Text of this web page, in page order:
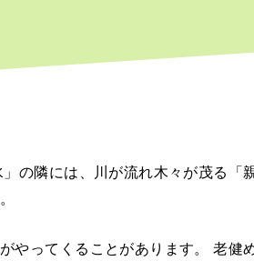
の隣には、川が流れ木々が茂る「
やってくることがあります。 老健